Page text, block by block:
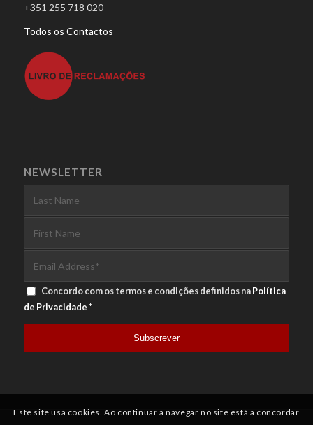
+351 255 718 020
Todos os Contactos
NEWSLETTER
Concordo com os termos e condições definidos naPolítica
de Privacidade*
Este site usa cookies. Ao continuar a navegar no site está a concordar